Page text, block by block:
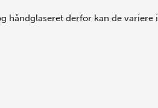
håndglaseret derfor kan de variere i